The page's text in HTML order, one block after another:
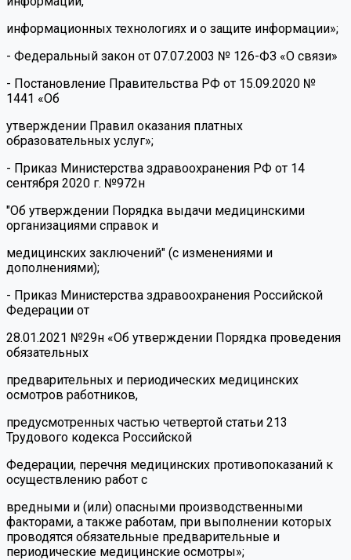
информационных технологиях и о защите информации»;
- Федеральный закон от 07.07.2003 № 126-ФЗ «О связи»
- Постановление Правительства РФ от 15.09.2020 №
1441 «Об
утверждении Правил оказания платных
образовательных услуг»;
- Приказ Министерства здравоохранения РФ от 14
сентября 2020 г. №972н
"Об утверждении Порядка выдачи медицинскими
организациями справок и
медицинских заключений" (с изменениями и
дополнениями);
- Приказ Министерства здравоохранения Российской
Федерации от
28.01.2021 №29н «Об утверждении Порядка проведения
обязательных
предварительных и периодических медицинских
осмотров работников,
предусмотренных частью четвертой статьи 213
Трудового кодекса Российской
Федерации, перечня медицинских противопоказаний к
осуществлению работ с
вредными и (или) опасными производственными
факторами, а также работам, при выполнении которых
проводятся обязательные предварительные и
периодические медицинские осмотры»;